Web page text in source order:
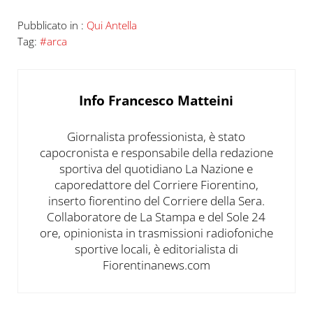
Pubblicato in : Qui Antella
Tag: #arca
Info Francesco Matteini
Giornalista professionista, è stato
capocronista e responsabile della redazione
sportiva del quotidiano La Nazione e
caporedattore del Corriere Fiorentino,
inserto fiorentino del Corriere della Sera.
Collaboratore de La Stampa e del Sole 24
ore, opinionista in trasmissioni radiofoniche
sportive locali, è editorialista di
Fiorentinanews.com